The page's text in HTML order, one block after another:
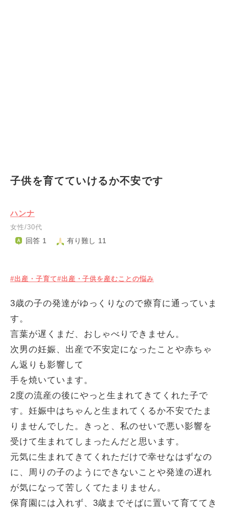
子供を育てていけるか不安です
ハンナ
女性/30代
回答 1 有り難し 11
#出産・子育て#出産・子供を産むことの悩み
3歳の子の発達がゆっくりなので療育に通っていま
す。
言葉が遅くまだ、おしゃべりできません。
次男の妊娠、出産で不安定になったことや赤ちゃ
ん返りも影響して
手を焼いています。
2度の流産の後にやっと生まれてきてくれた子で
す。妊娠中はちゃんと生まれてくるか不安でたま
りませんでした。きっと、私のせいで悪い影響を
受けて生まれてしまったんだと思います。
元気に生まれてきてくれただけで幸せなはずなの
に、周りの子のようにできないことや発達の遅れ
が気になって苦しくてたまりません。
保育園には入れず、3歳までそばに置いて育ててき